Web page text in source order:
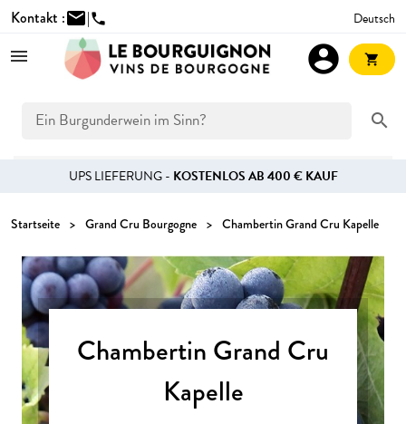
Kontakt :mail|phone Deutsch
search
account_circle shopping_cart
UPS LIEFERUNG - KOSTENLOS AB 400 € KAUF
Startseite Grand Cru Bourgogne Chambertin Grand Cru Kapelle
Chambertin Grand Cru
Kapelle